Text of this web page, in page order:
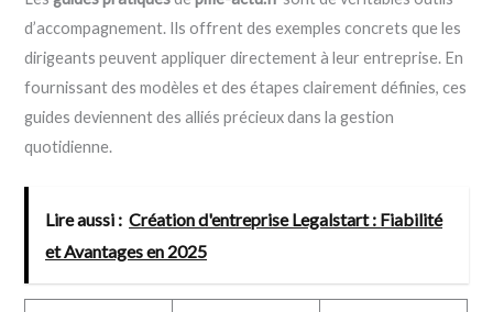
d’accompagnement. Ils offrent des exemples concrets que les
dirigeants peuvent appliquer directement à leur entreprise. En
fournissant des modèles et des étapes clairement définies, ces
guides deviennent des alliés précieux dans la gestion
quotidienne.
Lire aussi : Création d'entreprise Legalstart : Fiabilité
et Avantages en 2025